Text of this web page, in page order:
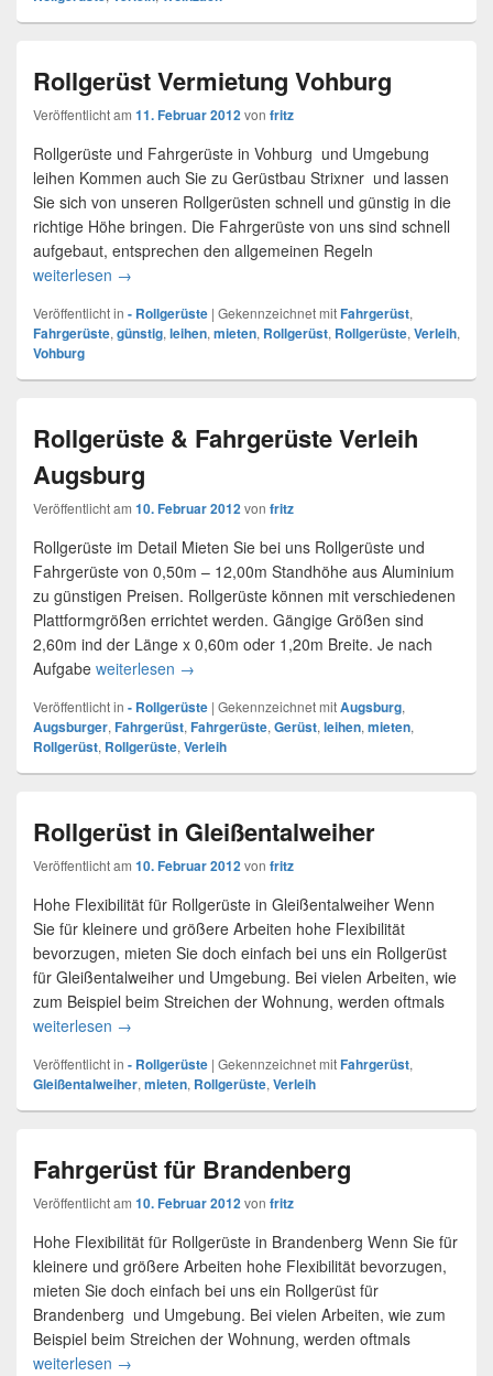
Rollgerüst Vermietung Vohburg
Veröffentlicht am 11. Februar 2012von fritz
Rollgerüste und Fahrgerüste in Vohburg und Umgebung
leihen Kommen auch Sie zu Gerüstbau Strixner und lassen
Sie sich von unseren Rollgerüsten schnell und günstig in die
richtige Höhe bringen. Die Fahrgerüste von uns sind schnell
aufgebaut, entsprechen den allgemeinen Regeln
weiterlesen Rollgerüst Vermietung Vohburg
→
Veröffentlicht in - Rollgerüste | Gekennzeichnet mitFahrgerüst,
Fahrgerüste, günstig, leihen, mieten, Rollgerüst, Rollgerüste, Verleih,
Vohburg
Rollgerüste & Fahrgerüste Verleih
Augsburg
Veröffentlicht am 10. Februar 2012von fritz
Rollgerüste im Detail Mieten Sie bei uns Rollgerüste und
Fahrgerüste von 0,50m – 12,00m Standhöhe aus Aluminium
zu günstigen Preisen. Rollgerüste können mit verschiedenen
Plattformgrößen errichtet werden. Gängige Größen sind
2,60m ind der Länge x 0,60m oder 1,20m Breite. Je nach
Aufgabe weiterlesen Rollgerüste & Fahrgerüste Verleih Augsburg
→
Veröffentlicht in - Rollgerüste | Gekennzeichnet mitAugsburg,
Augsburger, Fahrgerüst, Fahrgerüste, Gerüst, leihen, mieten,
Rollgerüst, Rollgerüste, Verleih
Rollgerüst in Gleißentalweiher
Veröffentlicht am 10. Februar 2012von fritz
Hohe Flexibilität für Rollgerüste in Gleißentalweiher Wenn
Sie für kleinere und größere Arbeiten hohe Flexibilität
bevorzugen, mieten Sie doch einfach bei uns ein Rollgerüst
für Gleißentalweiher und Umgebung. Bei vielen Arbeiten, wie
zum Beispiel beim Streichen der Wohnung, werden oftmals
weiterlesen Rollgerüst in Gleißentalweiher
→
Veröffentlicht in - Rollgerüste | Gekennzeichnet mitFahrgerüst,
Gleißentalweiher, mieten, Rollgerüste, Verleih
Fahrgerüst für Brandenberg
Veröffentlicht am 10. Februar 2012von fritz
Hohe Flexibilität für Rollgerüste in Brandenberg Wenn Sie für
kleinere und größere Arbeiten hohe Flexibilität bevorzugen,
mieten Sie doch einfach bei uns ein Rollgerüst für
Brandenberg und Umgebung. Bei vielen Arbeiten, wie zum
Beispiel beim Streichen der Wohnung, werden oftmals
weiterlesen Fahrgerüst für Brandenberg
→